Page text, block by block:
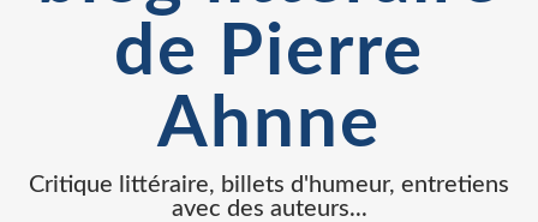
de Pierre
Ahnne
Critique littéraire, billets d'humeur, entretiens
avec des auteurs...